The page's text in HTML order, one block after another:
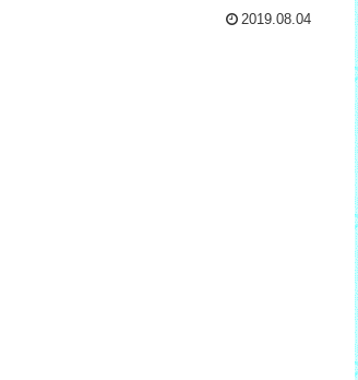
2019.08.04